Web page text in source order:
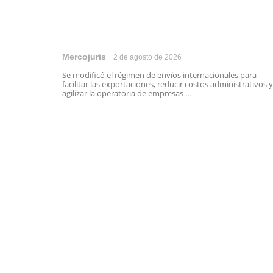
Mercojuris 2 de agosto de 2026
Se modificó el régimen de envíos internacionales para
facilitar las exportaciones, reducir costos administrativos y
agilizar la operatoria de empresas ...